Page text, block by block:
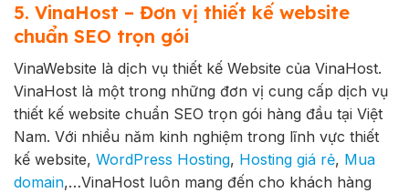
5. VinaHost – Đơn vị thiết kế website
chuẩn SEO trọn gói
VinaWebsite là dịch vụ thiết kế Website của VinaHost.
VinaHost là một trong những đơn vị cung cấp dịch vụ
thiết kế website chuẩn SEO trọn gói hàng đầu tại Việt
Nam. Với nhiều năm kinh nghiệm trong lĩnh vực thiết
kế website, WordPress Hosting, Hosting giá rẻ, Mua
domain,…VinaHost luôn mang đến cho khách hàng